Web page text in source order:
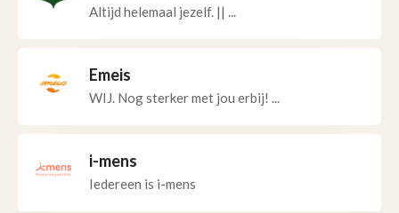
Altijd helemaal jezelf. || ...
Emeis
WIJ. Nog sterker met jou erbij! ...
i-mens
Iedereen is i-mens